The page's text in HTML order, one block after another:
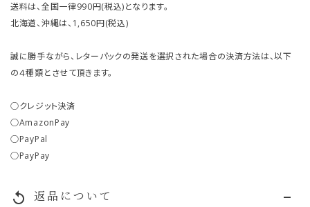
送料は、全国一律990円(税込)となります。
北海道、沖縄は、1,650円(税込)
誠に勝手ながら、レターパックの発送を選択された場合の決済方法は、以下
の４種類とさせて頂きます。
○クレジット決済
○AmazonPay
○PayPal
○PayPay
replay 返品について